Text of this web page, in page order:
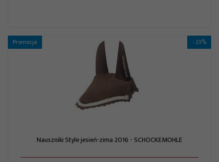
Promocja - 23%
Nauszniki Style jesień-zima 2016 - SCHOCKEMOHLE